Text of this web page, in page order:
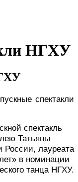
НГХУ
спектакли
спектакль
Татьяны
России, лауреата
в номинации
танца НГХУ.